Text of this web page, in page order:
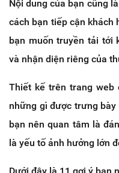
Nội dung của bạn cũng
cách bạn tiếp cận khách
bạn muốn truyền tải tới
và nhận diện riêng của
Thiết kế trên trang web
những gì được trưng
bạn nên quan tâm là
là yếu tố ảnh hưởng lớn
Dưới đây là 11 gợi ý bạn